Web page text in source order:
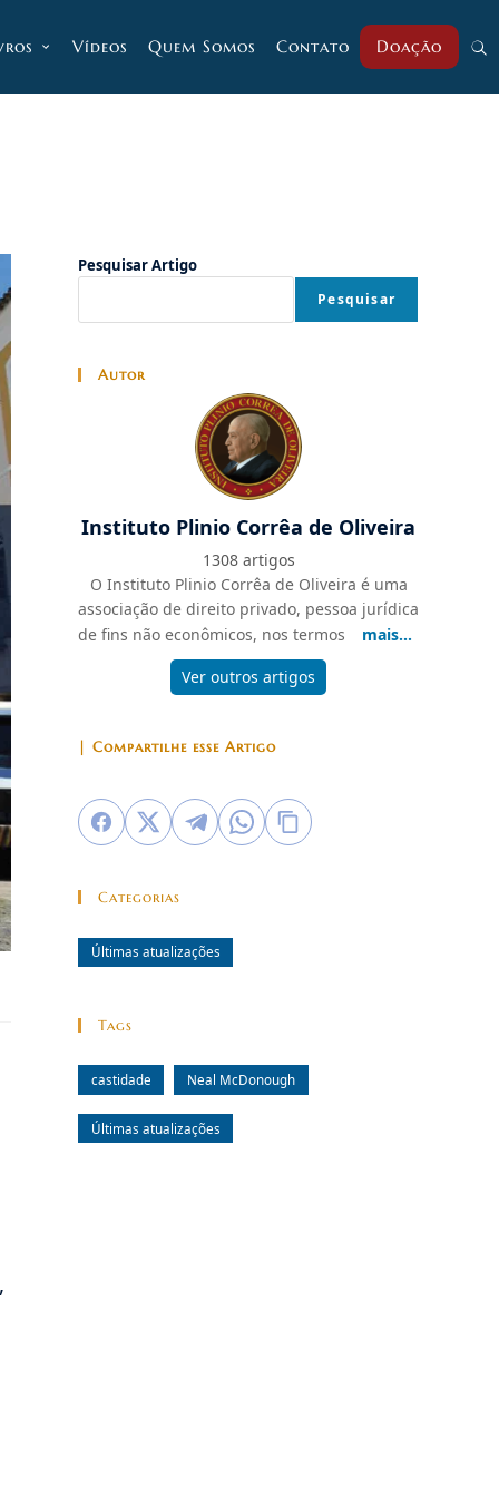
Vídeos Quem Somos Contato Doação
Pesquisar Artigo
Pesquisar
Autor
Instituto Plinio Corrêa de Oliveira
1308 artigos
O Instituto Plinio Corrêa de Oliveira é uma
associação de direito privado, pessoa jurídica
de fins não econômicos, nos termos
mais...
Ver outros artigos
| Compartilhe esse Artigo
Categorias
Últimas atualizações
Tags
castidade Neal McDonough
Últimas atualizações